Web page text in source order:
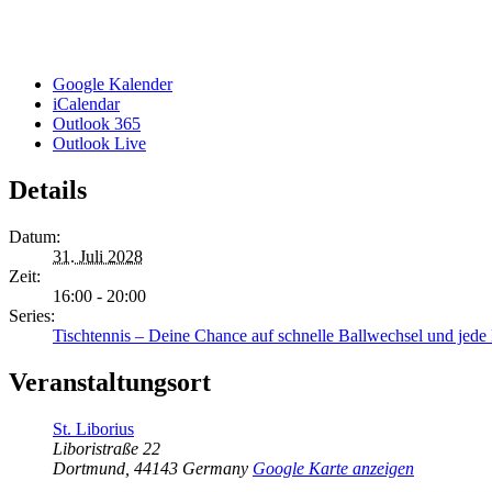
Google Kalender
iCalendar
Outlook 365
Outlook Live
Details
Datum:
31. Juli 2028
Zeit:
16:00 - 20:00
Series:
Tischtennis – Deine Chance auf schnelle Ballwechsel und jede
Veranstaltungsort
St. Liborius
Liboristraße 22
Dortmund 44143 Germany Google Karte anzeigen